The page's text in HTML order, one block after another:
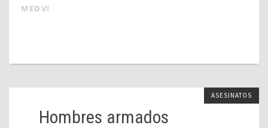
MEDVI
ASESINATOS
Hombres armados